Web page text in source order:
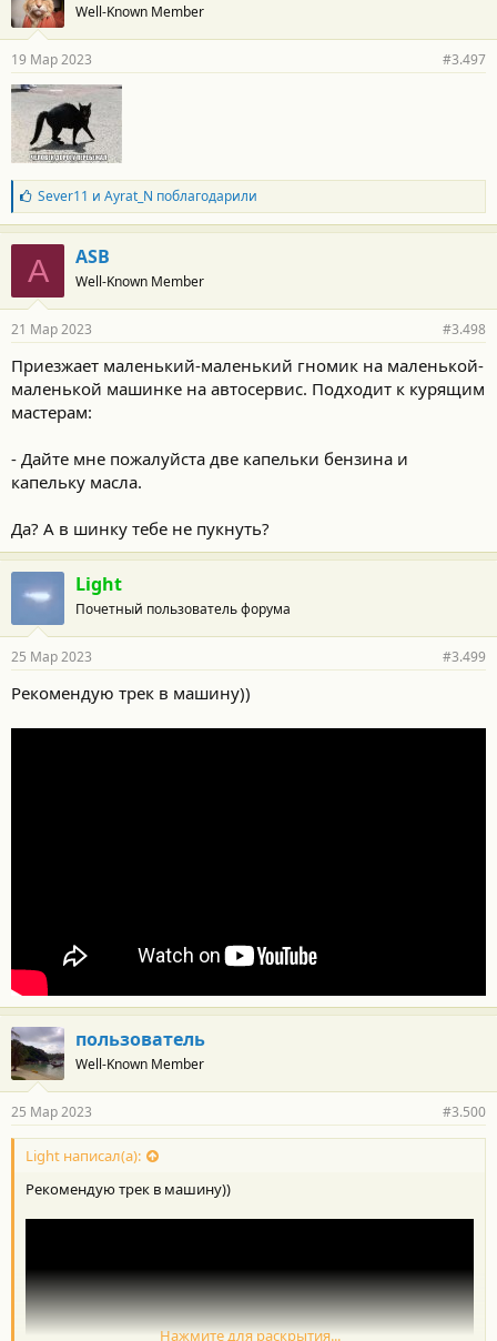
Well-Known Member
19 Мар 2023 #3.497
Б
л
а
г
о
а
н
с
т
и
Sever11 и Ayrat_N поблагодарили
A ASB
Well-Known Member
21 Мар 2023 #3.498
Приезжает маленький-маленький гномик на маленькой-
маленькой машинке на автосервис. Подходит к курящим
мастерам:
- Дайте мне пожалуйста две капельки бензина и
капельку масла.
Да? А в шинку тебе не пукнуть?
Light
Почетный пользователь форума
25 Мар 2023 #3.499
Рекомендую трек в машину))
пользователь
Well-Known Member
25 Мар 2023 #3.500
Light написал(а):
Рекомендую трек в машину))
Нажмите для раскрытия...